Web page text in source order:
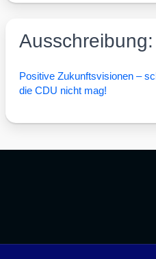
Posi­ti­ve Zukunfts­vi­sio­nen –
die CDU nicht mag!